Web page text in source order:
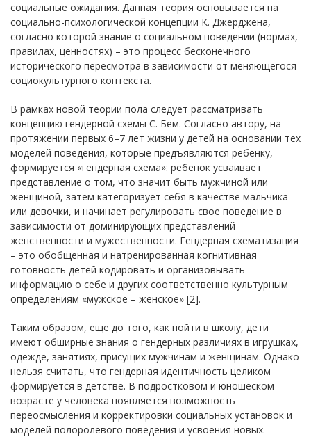
социальные ожидания. Данная теория основывается на
социально-психологической концепции К. Джерджена,
согласно которой знание о социальном поведении (нормах,
правилах, ценностях) – это процесс бесконечного
исторического пересмотра в зависимости от меняющегося
социокультурного контекста.
В рамках новой теории пола следует рассматривать
концепцию гендерной схемы С. Бем. Согласно автору, на
протяжении первых 6–7 лет жизни у детей на основании тех
моделей поведения, которые предъявляются ребенку,
формируется «гендерная схема»: ребенок усваивает
представление о том, что значит быть мужчиной или
женщиной, затем категоризует себя в качестве мальчика
или девочки, и начинает регулировать свое поведение в
зависимости от доминирующих представлений
женственности и мужественности. Гендерная схематизация
– это обобщенная и натренированная когнитивная
готовность детей кодировать и организовывать
информацию о себе и других соответственно культурным
определениям «мужское – женское» [2].
Таким образом, еще до того, как пойти в школу, дети
имеют обширные знания о гендерных различиях в игрушках,
одежде, занятиях, присущих мужчинам и женщинам. Однако
нельзя считать, что гендерная идентичность целиком
формируется в детстве. В подростковом и юношеском
возрасте у человека появляется возможность
переосмысления и корректировки социальных установок и
моделей полоролевого поведения и усвоения новых.